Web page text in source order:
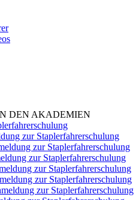
DEN AKADEMIEN
zur Staplerfahrerschulung
zur Staplerfahrerschulung
zur Staplerfahrerschulung
zur Staplerfahrerschulung
zur Staplerfahrerschulung
zur Staplerfahrerschulung